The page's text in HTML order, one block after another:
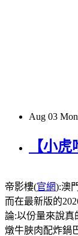
Aug 03 Mon
【小
帝影樓(官網):澳
而在最新版的
論:以份量來說真
燉牛脥肉配炸鍋